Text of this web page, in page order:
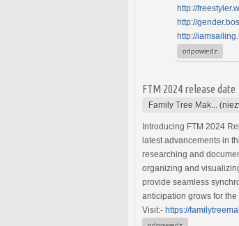
http://
http://
http://
odpowiedz
FTM 2024 release date
Family Tree Mak...
Introducing FTM 2024
latest advancements in
researching and
organizing and
provide seamless
anticipation grows for
Visit:- https://